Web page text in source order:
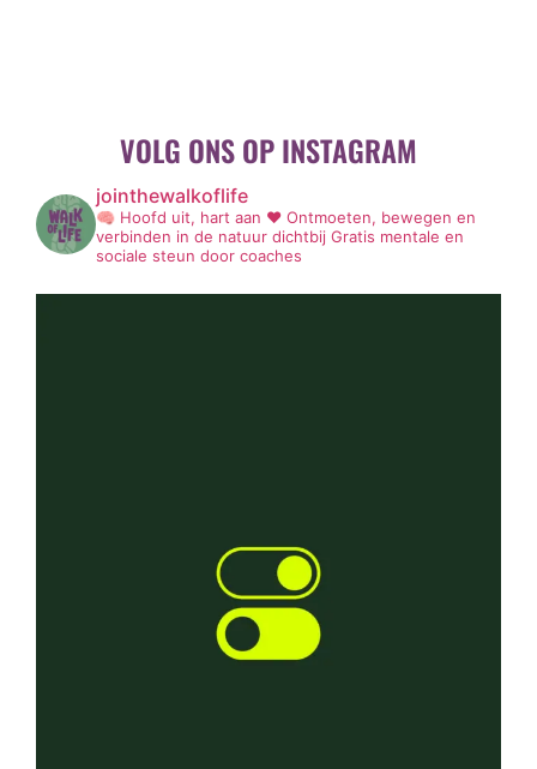
VOLG ONS OP INSTAGRAM
jointhewalkoflife
🧠 Hoofd uit, hart aan ❤️ Ontmoeten, bewegen en
verbinden in de natuur dichtbij Gratis mentale en
sociale steun door coaches